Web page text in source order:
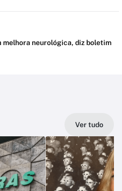
melhora neurológica, diz boletim
Ver tudo